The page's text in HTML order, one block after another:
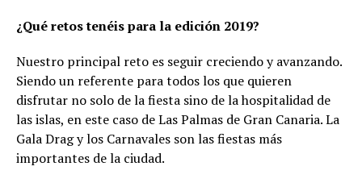
¿Qué retos tenéis para la edición 2019?
Nuestro principal reto es seguir creciendo y avanzando.
Siendo un referente para todos los que quieren
disfrutar no solo de la fiesta sino de la hospitalidad de
las islas, en este caso de Las Palmas de Gran Canaria. La
Gala Drag y los Carnavales son las fiestas más
importantes de la ciudad.